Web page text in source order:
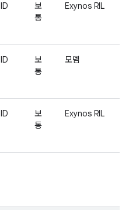
ID
보
통
Exynos RIL
ID
보
통
모뎀
ID
보
통
Exynos RIL